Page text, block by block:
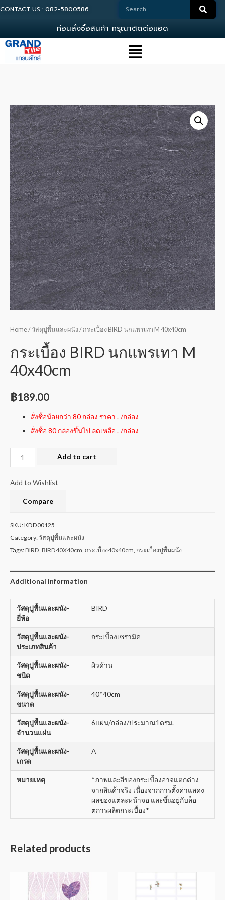
CONTACT US : 082-5800586
อนสงซอสนคา ก รณาตดตอแอดม
Home/ วัสดุปูพื้นและผนัง/ กระเบื้อง BIRD นกแพรเทา M 40x40cm
กระเบื้อง BIRD นกแพรเทา M
40x40cm
฿189.00
สั่งซื้อน้อยกว่า 80 กล่อง ราคา .-/กล่อง
สั่งซื้อ 80 กล่องขึ้นไป ลดเหลือ .-/กล่อง
Add to cart
Add to Wishlist
Compare
SKU:KDD00125
Category:วัสดุปูพื้นและผนัง
Tags:BIRD BIRD40X40cm กระเบื้อง40x40cm กระเบื้องปูพื้นผนัง
Additional information
วัสดุปูพื้นและผนัง-
ยี่ห้อ
BIRD
วัสดุปูพื้นและผนัง-
ประเภทสินค้า
กระเบื้องเซรามิค
วัสดุปูพื้นและผนัง-
ชนิด
ผิวด้าน
วัสดุปูพื้นและผนัง-
ขนาด
40*40cm
วัสดุปูพื้นและผนัง-
จำนวนแผ่น
6แผ่น/กล่อง/ประมาณ1ตรม.
วัสดุปูพื้นและผนัง-
เกรด
A
หมายเหตุ
*ภาพและสีของกระเบื้องอาจแตกต่าง
จากสินค้าจริง เนื่องจากการตั้งค่าแสดง
ผลของแต่ละหน้าจอ และขึ้นอยู่กับล็อ
ตการผลิตกระเบื้อง*
Related products